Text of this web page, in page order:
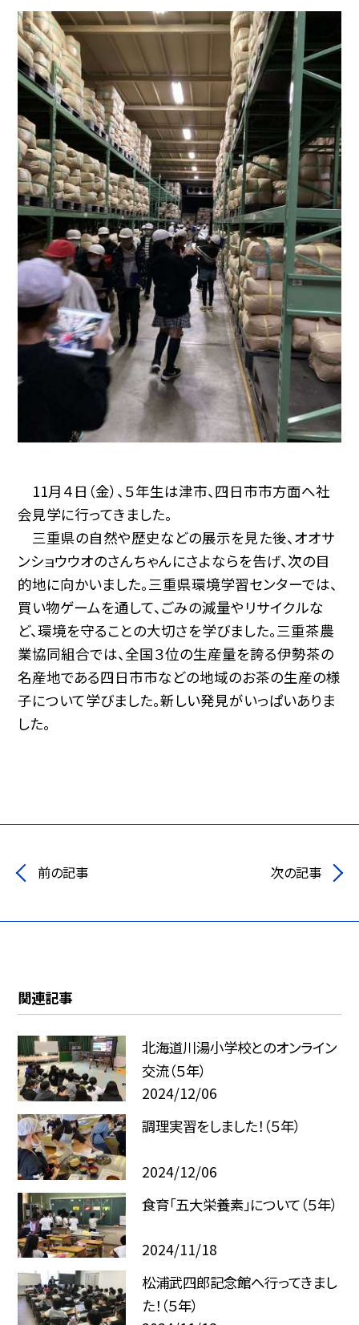
11月４日（金）、５年生は津市、四日市市方面へ社
会見学に行ってきました。
三重県の自然や歴史などの展示を見た後、オオサ
ンショウウオのさんちゃんにさよならを告げ、次の目
的地に向かいました。三重県環境学習センターでは、
買い物ゲームを通して、ごみの減量やリサイクルな
ど、環境を守ることの大切さを学びました。三重茶農
業協同組合では、全国３位の生産量を誇る伊勢茶の
名産地である四日市市などの地域のお茶の生産の様
子について学びました。新しい発見がいっぱいありま
した。
前の記事 次の記事
関連記事
北海道川湯小学校とのオンライン
交流（５年）
2024/12/06
調理実習をしました！（５年）
2024/12/06
食育「五大栄養素」について（５年）
2024/11/18
松浦武四郎記念館へ行ってきまし
た！（５年）